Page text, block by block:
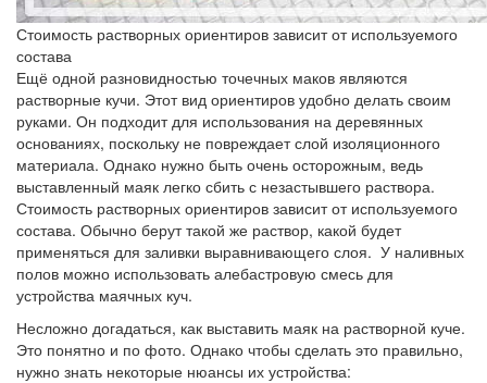
Стоимость растворных ориентиров зависит от используемого
состава
Ещё одной разновидностью точечных маков являются
растворные кучи. Этот вид ориентиров удобно делать своим
руками. Он подходит для использования на деревянных
основаниях, поскольку не повреждает слой изоляционного
материала. Однако нужно быть очень осторожным, ведь
выставленный маяк легко сбить с незастывшего раствора.
Стоимость растворных ориентиров зависит от используемого
состава. Обычно берут такой же раствор, какой будет
применяться для заливки выравнивающего слоя. У наливных
полов можно использовать алебастровую смесь для
устройства маячных куч.
Несложно догадаться, как выставить маяк на растворной куче.
Это понятно и по фото. Однако чтобы сделать это правильно,
нужно знать некоторые нюансы их устройства: